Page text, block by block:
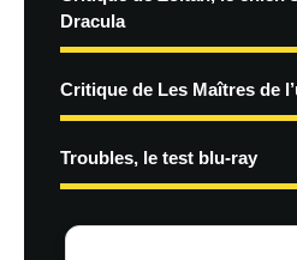
Dracula
Critique de Les Maîtres de
Troubles, le test blu-ray